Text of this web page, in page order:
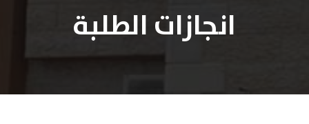
انجازات الطلبة